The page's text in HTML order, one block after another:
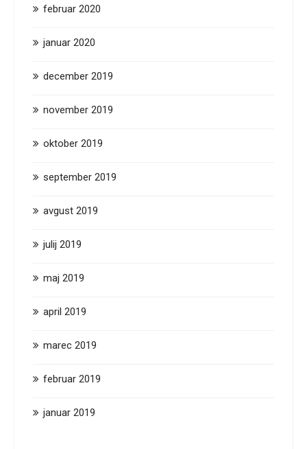
februar 2020
januar 2020
december 2019
november 2019
oktober 2019
september 2019
avgust 2019
julij 2019
maj 2019
april 2019
marec 2019
februar 2019
januar 2019